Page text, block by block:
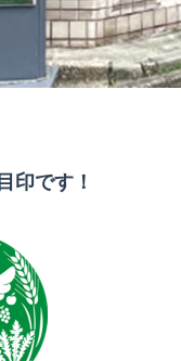
印です！